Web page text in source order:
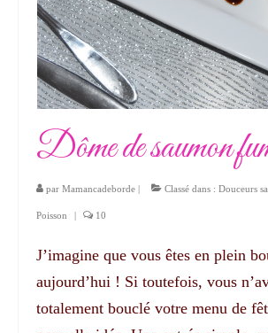
Dôme de saumon
par Mamancadeborde | Classé dans : Douceurs
Poisson | 10
J’imagine que vous êtes en plein
aujourd’hui ! Si toutefois, vous
totalement bouclé votre menu de